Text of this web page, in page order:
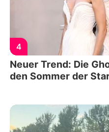
4
Neuer Trend: Die
den Sommer der